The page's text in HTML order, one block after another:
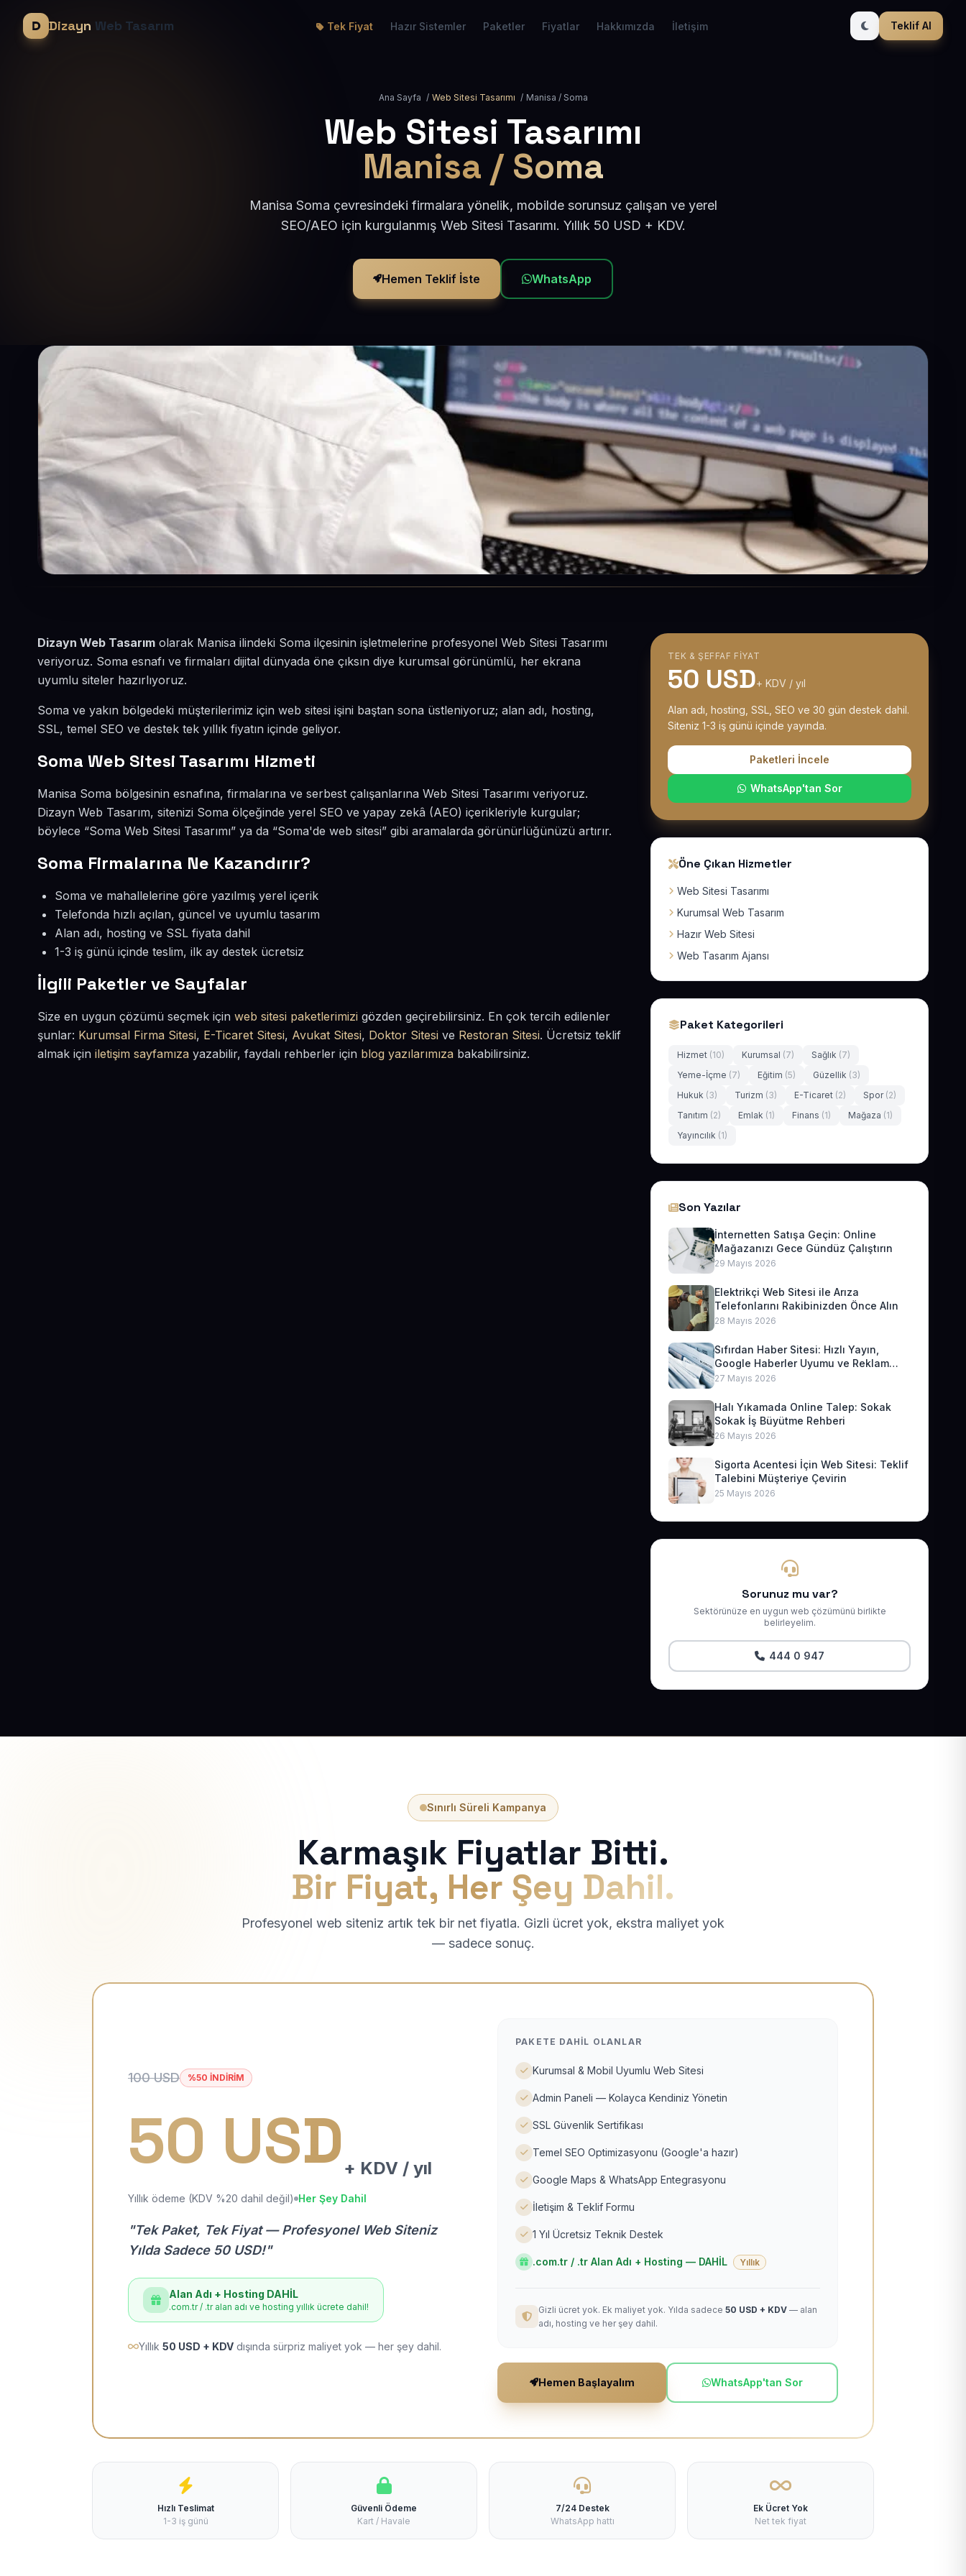
Dizayn Web Tasarım Tek Fiyat Hazır Sistemler Paketler Fiyatlar Hakkımızda İletişim Teklif Al
Ana Sayfa / Web Sitesi Tasarımı / Manisa / Soma
Web Sitesi Tasarımı
Manisa / Soma
Manisa Soma çevresindeki firmalara yönelik, mobilde sorunsuz çalışan ve yerel
SEO/AEO için kurgulanmış Web Sitesi Tasarımı. Yıllık 50 USD + KDV.
Hemen Teklif İste WhatsApp
Dizayn Web Tasarım olarak Manisa ilindeki Soma ilçesinin işletmelerine profesyonel Web Sitesi Tasarımı
veriyoruz. Soma esnafı ve firmaları dijital dünyada öne çıksın diye kurumsal görünümlü, her ekrana
uyumlu siteler hazırlıyoruz.
Soma ve yakın bölgedeki müşterilerimiz için web sitesi işini baştan sona üstleniyoruz; alan adı, hosting,
SSL, temel SEO ve destek tek yıllık fiyatın içinde geliyor.
Soma Web Sitesi Tasarımı Hizmeti
Manisa Soma bölgesinin esnafına, firmalarına ve serbest çalışanlarına Web Sitesi Tasarımı veriyoruz.
Dizayn Web Tasarım, sitenizi Soma ölçeğinde yerel SEO ve yapay zekâ (AEO) içerikleriyle kurgular;
böylece “Soma Web Sitesi Tasarımı” ya da “Soma'de web sitesi” gibi aramalarda görünürlüğünüzü artırır.
Soma Firmalarına Ne Kazandırır?
Soma ve mahallelerine göre yazılmış yerel içerik
Telefonda hızlı açılan, güncel ve uyumlu tasarım
Alan adı, hosting ve SSL fiyata dahil
1-3 iş günü içinde teslim, ilk ay destek ücretsiz
İlgili Paketler ve Sayfalar
Size en uygun çözümü seçmek için web sitesi paketlerimizi gözden geçirebilirsiniz. En çok tercih edilenler
şunlar: Kurumsal Firma Sitesi, E-Ticaret Sitesi, Avukat Sitesi, Doktor Sitesi ve Restoran Sitesi. Ücretsiz teklif
almak için iletişim sayfamıza yazabilir, faydalı rehberler için blog yazılarımıza bakabilirsiniz.
TEK & ŞEFFAF FIYAT
50 USD+ KDV / yıl
Alan adı, hosting, SSL, SEO ve 30 gün destek dahil.
Siteniz 1-3 iş günü içinde yayında.
Paketleri İncele
WhatsApp'tan Sor
Öne Çıkan Hizmetler
Web Sitesi Tasarımı
Kurumsal Web Tasarım
Hazır Web Sitesi
Web Tasarım Ajansı
Paket Kategorileri
Hizmet (10) Kurumsal (7) Sağlık (7)
Yeme-İçme (7) Eğitim (5) Güzellik (3)
Hukuk (3) Turizm (3) E-Ticaret (2) Spor (2)
Tanıtım (2) Emlak (1) Finans (1) Mağaza (1)
Yayıncılık (1)
Son Yazılar
İnternetten Satışa Geçin: Online
Mağazanızı Gece Gündüz Çalıştırın
29 Mayıs 2026
Elektrikçi Web Sitesi ile Arıza
Telefonlarını Rakibinizden Önce Alın
28 Mayıs 2026
Sıfırdan Haber Sitesi: Hızlı Yayın,
Google Haberler Uyumu ve Reklam
Geliri
27 Mayıs 2026
Halı Yıkamada Online Talep: Sokak
Sokak İş Büyütme Rehberi
26 Mayıs 2026
Sigorta Acentesi İçin Web Sitesi: Teklif
Talebini Müşteriye Çevirin
25 Mayıs 2026
Sorunuz mu var?
Sektörünüze en uygun web çözümünü birlikte
belirleyelim.
444 0 947
Sınırlı Süreli Kampanya
Karmaşık Fiyatlar Bitti.
Bir Fiyat, Her Şey Dahil.
Profesyonel web siteniz artık tek bir net fiyatla. Gizli ücret yok, ekstra maliyet yok
— sadece sonuç.
100 USD %50 İNDİRİM
50 USD + KDV / yıl
Yıllık ödeme (KDV %20 dahil değil) Her Şey Dahil
"Tek Paket, Tek Fiyat — Profesyonel Web Siteniz
Yılda Sadece 50 USD!"
Alan Adı + Hosting DAHİL
.com.tr / .tr alan adı ve hosting yıllık ücrete dahil!
Yıllık 50 USD + KDV dışında sürpriz maliyet yok — her şey dahil.
PAKETE DAHIL OLANLAR
Kurumsal & Mobil Uyumlu Web Sitesi
Admin Paneli — Kolayca Kendiniz Yönetin
SSL Güvenlik Sertifikası
Temel SEO Optimizasyonu (Google'a hazır)
Google Maps & WhatsApp Entegrasyonu
İletişim & Teklif Formu
1 Yıl Ücretsiz Teknik Destek
.com.tr / .tr Alan Adı + Hosting — DAHİL Yıllık
Gizli ücret yok. Ek maliyet yok. Yılda sadece 50 USD + KDV — alan
adı, hosting ve her şey dahil.
Hemen Başlayalım WhatsApp'tan Sor
Hızlı Teslimat
1-3 iş günü
Güvenli Ödeme
Kart / Havale
7/24 Destek
WhatsApp hattı
Ek Ücret Yok
Net tek fiyat